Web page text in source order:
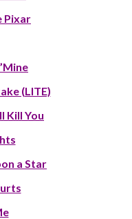
Pixar
(LITE)
Kill You
a Star